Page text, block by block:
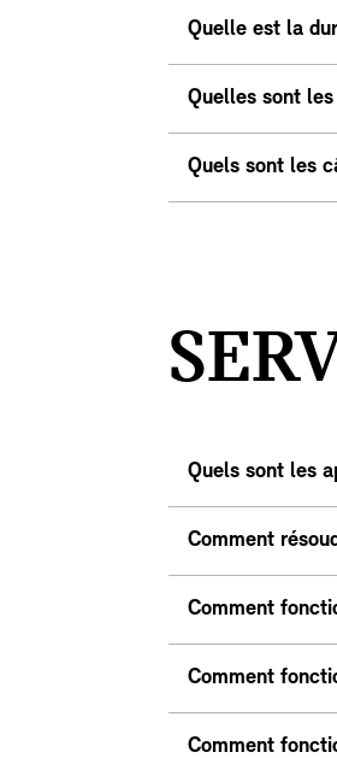
Quelle est la
Quelles sont
Quels sont les
Quels sont les
Comment
Comment
Comment
Comment